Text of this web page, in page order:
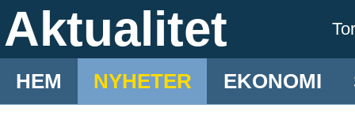
Aktualitet
HEM NYHETER EKONOMI